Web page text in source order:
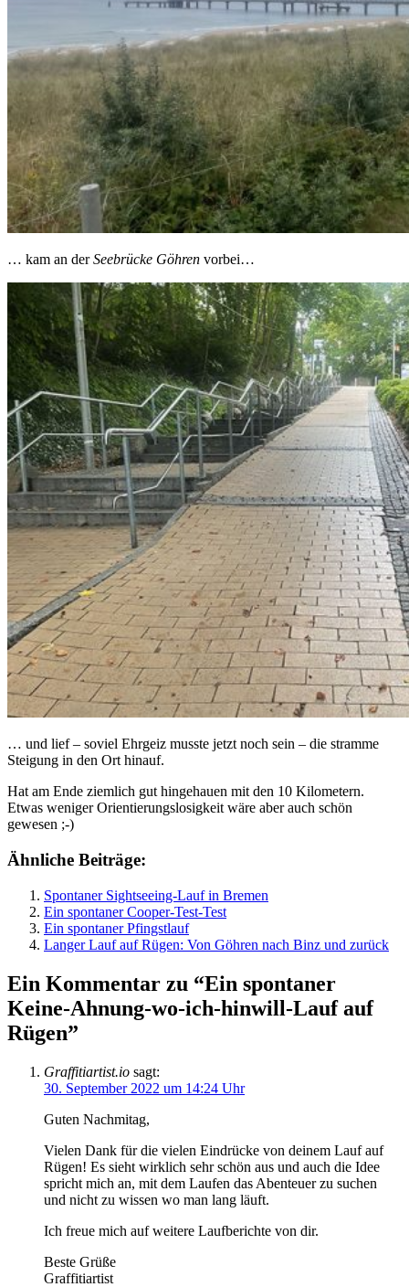
… kam an derSeebrücke Göhren vorbei…
… und lief – soviel Ehrgeiz musste jetzt noch sein – die stramme
Steigung in den Ort hinauf.
Hat am Ende ziemlich gut hingehauen mit den 10 Kilometern.
Etwas weniger Orientierungslosigkeit wäre aber auch schön
gewesen ;-)
Ähnliche Beiträge:
Spontaner Sightseeing-Lauf in Bremen
Ein spontaner Cooper-Test-Test
Ein spontaner Pfingstlauf
Langer Lauf auf Rügen: Von Göhren nach Binz und zurück
Ein Kommentar zu “Ein spontaner
Keine-Ahnung-wo-ich-hinwill-Lauf auf
Rügen”
Graffitiartist.io sagt:
30. September 2022 um 14:24 Uhr
Guten Nachmitag,
Vielen Dank für die vielen Eindrücke von deinem Lauf auf
Rügen! Es sieht wirklich sehr schön aus und auch die Idee
spricht mich an, mit dem Laufen das Abenteuer zu suchen
und nicht zu wissen wo man lang läuft.
Ich freue mich auf weitere Laufberichte von dir.
Beste Grüße
Graffitiartist